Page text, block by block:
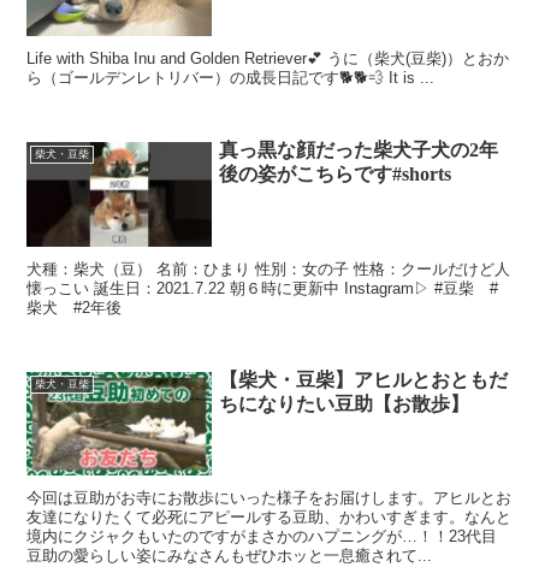
Life with Shiba Inu and Golden Retriever💕 うに（柴犬(豆柴)）とおか
ら（ゴールデンレトリバー）の成長日記です🐕🐕💨 It is ...
柴犬・豆柴
真っ黒な顔だった柴犬子犬の2年
後の姿がこちらです#shorts
犬種：柴犬（豆） 名前：ひまり 性別：女の子 性格：クールだけど人
懐っこい 誕生日：2021.7.22 朝６時に更新中 Instagram▷ #豆柴 #
柴犬 #2年後
柴犬・豆柴
【柴犬・豆柴】アヒルとおともだ
ちになりたい豆助【お散歩】
今回は豆助がお寺にお散歩にいった様子をお届けします。アヒルとお
友達になりたくて必死にアピールする豆助、かわいすぎます。なんと
境内にクジャクもいたのですがまさかのハプニングが…！！23代目
豆助の愛らしい姿にみなさんもぜひホッと一息癒されて...